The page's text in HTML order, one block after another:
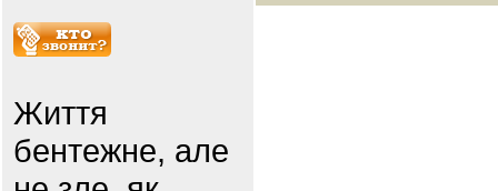
Життя
бентежне, але